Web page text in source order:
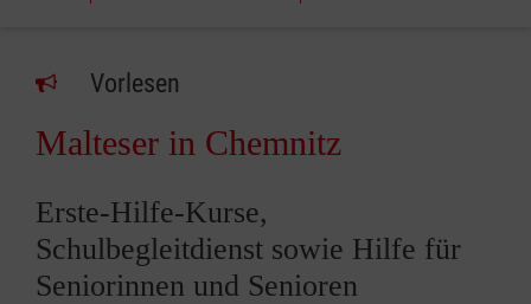
Vorlesen
Malteser in Chemnitz
Erste-Hilfe-Kurse,
Schulbegleitdienst sowie Hilfe für
Seniorinnen und Senioren